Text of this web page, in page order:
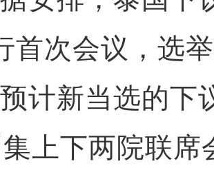
首次会议，选
计新当选的下
上下两院联席